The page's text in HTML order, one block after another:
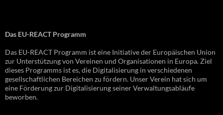
Das EU-REACT Programm
Das EU-REACT Programm ist eine Initiative der Europäischen Union
zur Unterstützung von Vereinen und Organisationen in Europa. Ziel
dieses Programms ist es, die Digitalisierung in verschiedenen
gesellschaftlichen Bereichen zu fördern. Unser Verein hat sich um
eine Förderung zur Digitalisierung seiner Verwaltungsabläufe
beworben.